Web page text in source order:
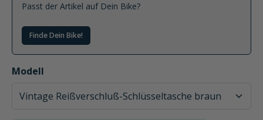
Passt der Artikel auf Dein Bike?
Finde Dein Bike!
Modell
auswählen